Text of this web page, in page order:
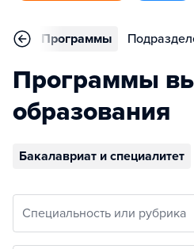
Программы
Программы
образования
Бакалавриат и специалитет
Специальность или рубрика